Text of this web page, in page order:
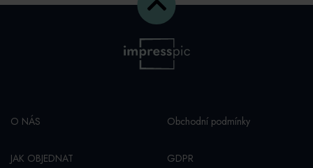
O NÁS
JAK OBJEDNAT
Obchodní podmínky
GDPR